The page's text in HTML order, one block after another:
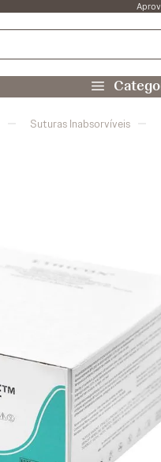
Suturas Inabsorvíveis